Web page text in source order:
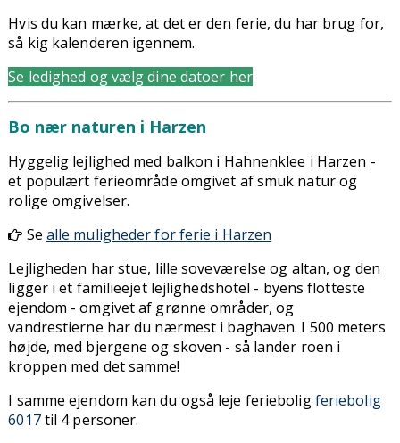
Hvis du kan mærke, at det er den ferie, du har brug for,
så kig kalenderen igennem.
Se ledighed og vælg dine datoer her
Bo nær naturen i Harzen
Hyggelig lejlighed med balkon i Hahnenklee i Harzen -
et populært ferieområde omgivet af smuk natur og
rolige omgivelser.
Se alle muligheder for ferie i Harzen
Lejligheden har stue, lille soveværelse og altan, og den
ligger i et familieejet lejlighedshotel - byens flotteste
ejendom - omgivet af grønne områder, og
vandrestierne har du nærmest i baghaven. I 500 meters
højde, med bjergene og skoven - så lander roen i
kroppen med det samme!
I samme ejendom kan du også leje ferieboligferiebolig
6017til 4 personer.